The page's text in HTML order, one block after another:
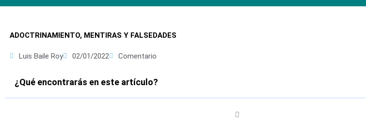
ADOCTRINAMIENTO, MENTIRAS Y FALSEDADES
Luis Baile Roy 02/01/2022 Comentario
¿Qué encontrarás en este artículo?